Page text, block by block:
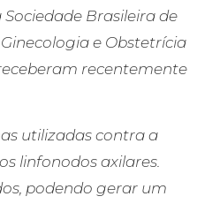
Brasileira de
e Obstetrícia
recentemente
utilizadas contra a
linfonodos axilares.
podendo gerar um